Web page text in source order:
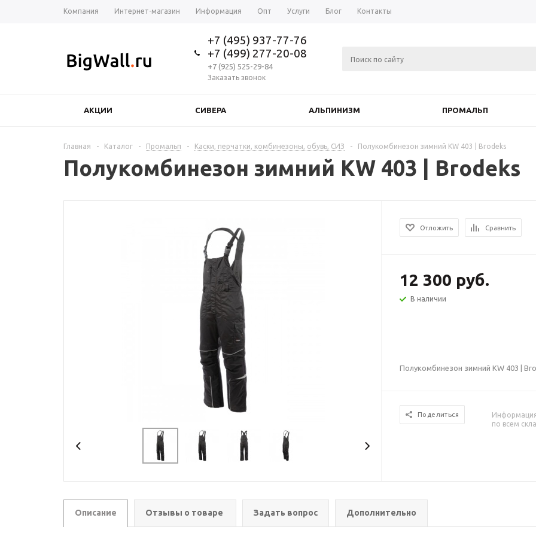
Компания Интернет-магазин Информация Опт Услуги Блог Контакты
+7 (495) 937-77-76
+7 (499) 277-20-08
+7 (925) 525-29-84
Заказать звонок
АКЦИИ СИВЕРА АЛЬПИНИЗМ ПРОМАЛЬП
Главная - Каталог - Промальп - Каски, перчатки, комбинезоны, обувь, СИЗ - Полукомбинезон зимний KW 403 | Brodeks
Полукомбинезон зимний KW 403 | Brodeks
Отложить Сравнить
12 300 руб.
В наличии
Полукомбинезон зимний KW 403 |
Поделиться
по всем
Описание Отзывы о товаре Задать вопрос Дополнительно